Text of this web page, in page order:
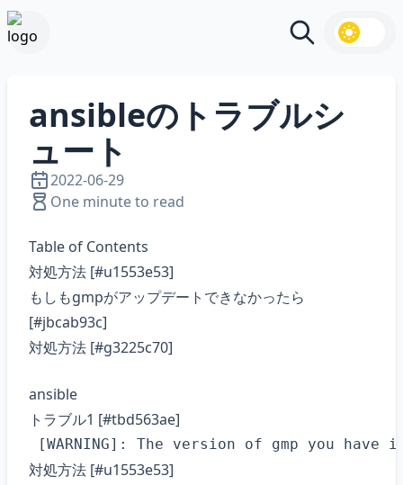
Search
ansibleのトラブルシ
ュート
2022-06-29
One minute to read
Table of Contents
対処方法 [#u1553e53]
もしもgmpがアップデートできなかったら
[#jbcab93c]
対処方法 [#g3225c70]
ansible
トラブル1 [#tbd563ae]
対処方法 [#u1553e53]